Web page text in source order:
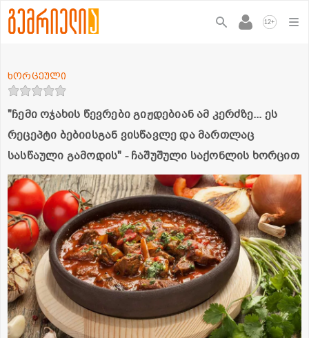
12+
"ჩემი ოჯახის წევრები გიჟდებიან ამ კერძზე... ეს
რეცეპტი ბებიისგან ვისწავლე და მართლაც
სასწაული გამოდის" - ჩაშუშული საქონლის ხორცით
ხორცეული